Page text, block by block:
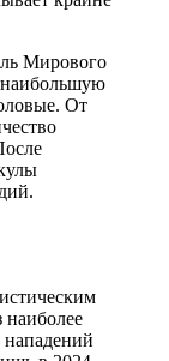
Мирового
наибольшую
От
нападений